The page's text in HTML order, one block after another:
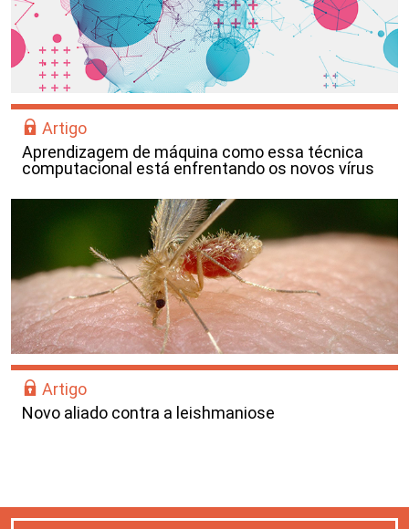
Artigo
Aprendizagem de máquina como essa técnica
computacional está enfrentando os novos vírus
Artigo
Novo aliado contra a leishmaniose